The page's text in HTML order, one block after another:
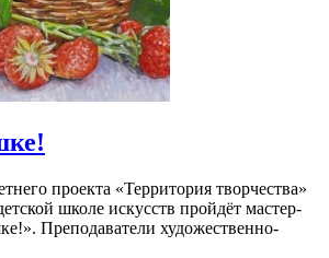
проекта «Территория творчества»
школе искусств пройдёт мастер-
Преподаватели художественно-